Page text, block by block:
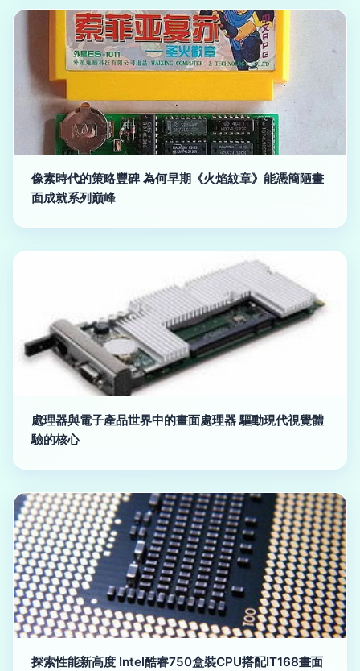
像素時代的策略豐碑 為何早期《火焰紋章》能憑簡陋畫
面成就系列巔峰
處理器與電子產品世界中的畫面處理器 驅動現代視覺體
驗的核心
探索性能新高度 Intel酷睿750盒裝CPU搭配IT168畫面